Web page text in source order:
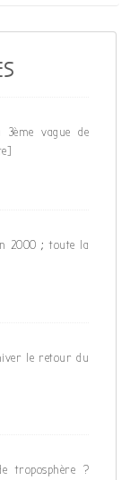
vague de
2000 ; toute la
le retour du
troposphère ?